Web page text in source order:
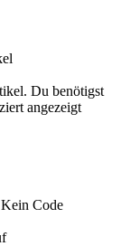
Du benötigst
angezeigt
Code